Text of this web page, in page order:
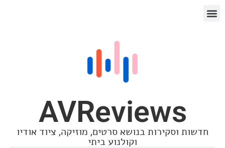
בנושא סרטים, מוזיקה, ציוד אודיו
וקולנוע ביתי